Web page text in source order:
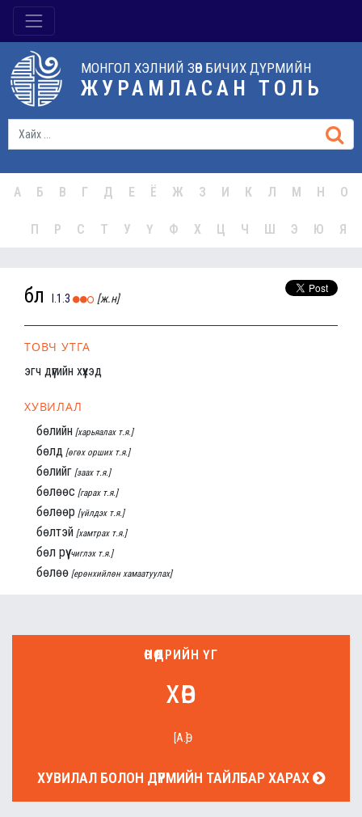
МОНГОЛ ХЭЛНИЙ ЗӨВ БИЧИХ ДҮРМИЙН
ЖУРАМЛАСАН ТОЛЬ
А Б В Г Д Е Ё Ж З И К Л М Н О
П Р С Т У Ү Ф Х Ц Ч Ш Э Ю Я
бөл I.1.3 [ж.н]
ТОВЧ УТГА
эгч дүүгийн хүүхэд
ХУВИЛАЛ
бөлийн [харьяалах т.я.]
бөлд [өгөх орших т.я.]
бөлийг [заах т.я.]
бөлөөс [гарах т.я.]
бөлөөр [үйлдэх т.я.]
бөлтэй [хамтрах т.я.]
бөл рүү [чиглэх т.я.]
бөлөө [ерөнхийлөн хамаатуулах]
ӨНӨӨДРИЙН ҮГ
хөв
[А.Ө]
ХУВИЛАЛ БОЛОН ДҮРМИЙН ТАЙЛБАР ХАРАХ